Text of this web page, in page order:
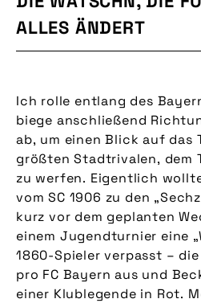
ALLES ÄNDERT
Ich rolle entlang des
biege anschließend
ab, um einen Blick auf das
größten Stadtrivalen, dem
zu werfen. Eigentlich
vom SC 1906 zu den
kurz vor dem geplanten
einem Jugendturnier eine
1860-Spieler verpasst –
pro FC Bayern aus und
einer Klublegende in Rot.